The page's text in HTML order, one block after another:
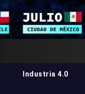
Industria 4.0